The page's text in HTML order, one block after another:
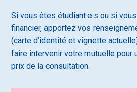
Si vous êtes étudiant·e·s ou si
financier, apportez vos
(carte d’identité et vignette
faire intervenir votre mutuelle pour
prix de la consultation.